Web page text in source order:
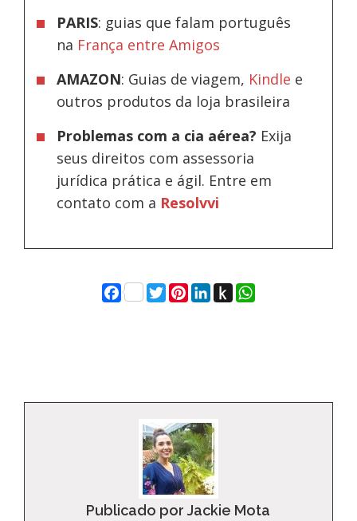
PARIS: guias que falam português
na França entre Amigos
AMAZON: Guias de viagem, Kindle e
outros produtos da loja brasileira
Problemas com a cia aérea? Exija
seus direitos com assessoria
jurídica prática e ágil. Entre em
contato com a Resolvvi
Facebook
Twitter
Pinterest
LinkedIn
Push
to
WhatsApp
Publicado por Jackie Mota